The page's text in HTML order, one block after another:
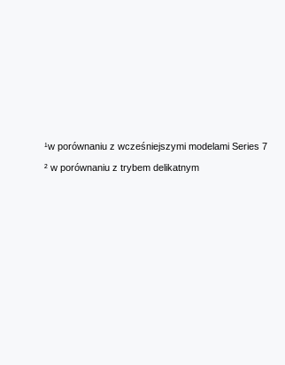
¹w porównaniu z wcześniejszymi modelami Series 7
² w porównaniu z trybem delikatnym